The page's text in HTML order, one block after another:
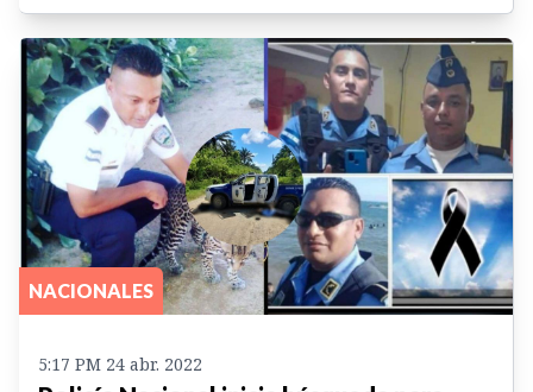
NACIONALES
5:17 PM 24 abr. 2022